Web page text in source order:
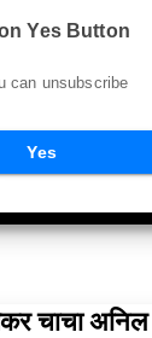
चाचा अनिल
Yes Button
can unsubscribe
Yes